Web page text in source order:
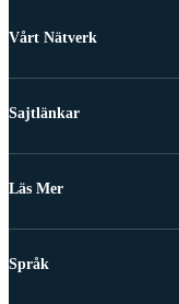
Vårt Nätverk
Sajtlänkar
Läs Mer
Språk